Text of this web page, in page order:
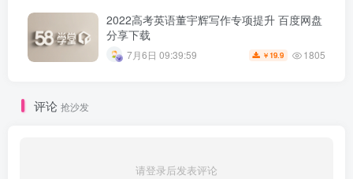
2022高考英语董宇辉写作专项提升 百度网盘
分享下载
7月6日 09:39:59 ￥ 19.9 1805
评论 抢沙发
请登录后发表评论